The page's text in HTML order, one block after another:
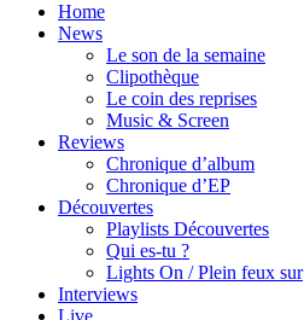
Home
News
Le son de la semaine
Clipothèque
Le coin des reprises
Music & Screen
Reviews
Chronique d’album
Chronique d’EP
Découvertes
Playlists Découvertes
Qui es-tu ?
Lights On / Plein feux sur
Interviews
Live